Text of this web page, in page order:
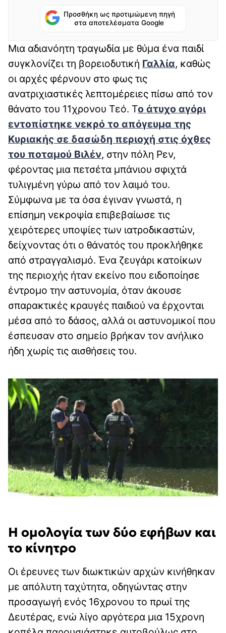
Προσθήκη ως προτιμώμενη πηγή
στα αποτελέσματα Google
Μια αδιανόητη τραγωδία με θύμα ένα παιδί
συγκλονίζει τη βορειοδυτική Γαλλία, καθώς
οι αρχές φέρνουν στο φως τις
ανατριχιαστικές λεπτομέρειες πίσω από τον
θάνατο του 11χρονου Τεό. Το άτυχο αγόρι
εντοπίστηκε νεκρό το απόγευμα της
Κυριακής σε δασώδη περιοχή στις όχθες
του ποταμού Βιλέν, στην πόλη Ρεν,
φέροντας μια πετσέτα μπάνιου σφιχτά
τυλιγμένη γύρω από τον λαιμό του.
Σύμφωνα με τα όσα έγιναν γνωστά, η
επίσημη νεκροψία επιβεβαίωσε τις
χειρότερες υποψίες των ιατροδικαστών,
δείχνοντας ότι ο θάνατός του προκλήθηκε
από στραγγαλισμό. Ένα ζευγάρι κατοίκων
της περιοχής ήταν εκείνο που ειδοποίησε
έντρομο την αστυνομία, όταν άκουσε
σπαρακτικές κραυγές παιδιού να έρχονται
μέσα από το δάσος, αλλά οι αστυνομικοί που
έσπευσαν στο σημείο βρήκαν τον ανήλικο
ήδη χωρίς τις αισθήσεις του.
Η ομολογία των δύο εφήβων και
το κίνητρο
Οι έρευνες των διωκτικών αρχών κινήθηκαν
με απόλυτη ταχύτητα, οδηγώντας στην
προσαγωγή ενός 16χρονου το πρωί της
Δευτέρας, ενώ λίγο αργότερα μια 15χρονη